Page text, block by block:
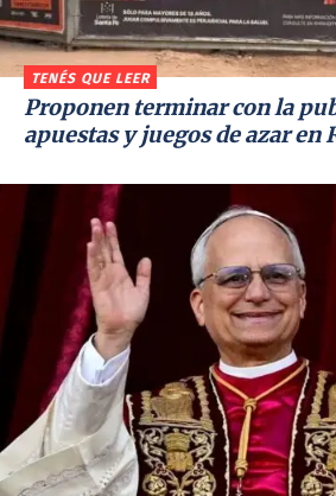
TENÉS QUE LEER
Proponen terminar con la
apuestas y juegos de azar en